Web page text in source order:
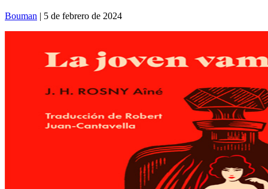
Bouman | 5 de febrero de 2024